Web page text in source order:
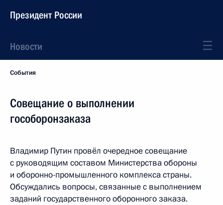
Президент России
Новости
События
Совещание о выполнении
гособоронзаказа
Владимир Путин провёл очередное совещание
с руководящим составом Министерства обороны
и оборонно-промышленного комплекса страны.
Обсуждались вопросы, связанные с выполнением
заданий государственного оборонного заказа.